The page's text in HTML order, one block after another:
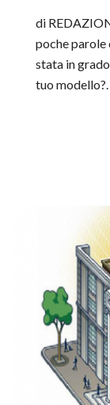
di
poche parole
stata in
tuo